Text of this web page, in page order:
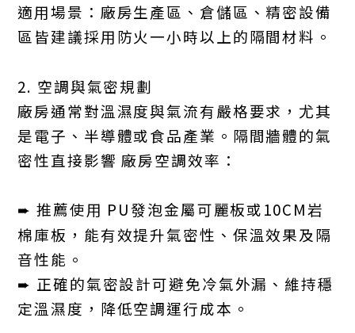
適用場景：廠房生產區、倉儲區、精密設備
區皆建議採用防火一小時以上的隔間材料。
2. 空調與氣密規劃
廠房通常對溫濕度與氣流有嚴格要求，尤其
是電子、半導體或食品產業。隔間牆體的氣
密性直接影響 廠房空調效率：
➨ 推薦使用 PU發泡金屬可麗板或10CM岩
棉庫板，能有效提升氣密性、保溫效果及隔
音性能。
➨ 正確的氣密設計可避免冷氣外漏、維持穩
定溫濕度，降低空調運行成本。